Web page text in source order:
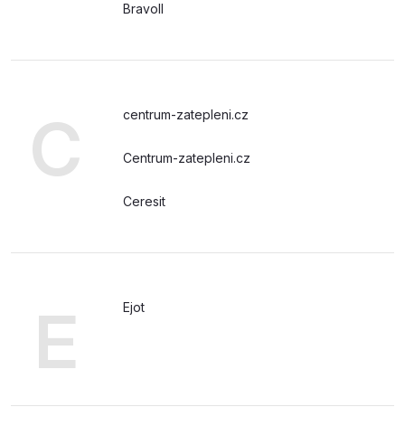
Bravoll
C centrum-zatepleni.cz
Centrum-zatepleni.cz
Ceresit
E Ejot